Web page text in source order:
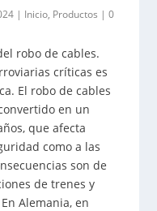
| Inicio, Productos |0
robo de cables.
críticas es
El robo de cables
en un
que afecta
como a las
son de
de trenes y
Alemania, en